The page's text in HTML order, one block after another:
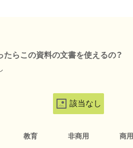
たらこの資料の文書を使えるの？
該当なし
教育 非商用 商用